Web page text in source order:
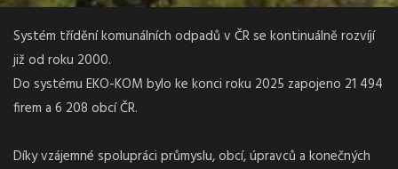
Systém třídění komunálních odpadů v ČR se kontinuálně rozvíjí
již od roku 2000.
Do systému EKO-KOM bylo ke konci roku 2025 zapojeno 21 494
firem a 6 208 obcí ČR.
Díky vzájemné spolupráci průmyslu, obcí, úpravců a konečných